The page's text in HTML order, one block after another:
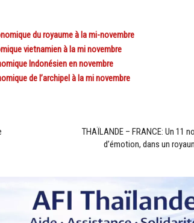
du royaume à la mi-novembre
vietnamien à la mi novembre
Indonésien en novembre
de l’archipel à la mi novembre
THAÏLANDE – FRANCE: Un 11
d’émotion, dans un